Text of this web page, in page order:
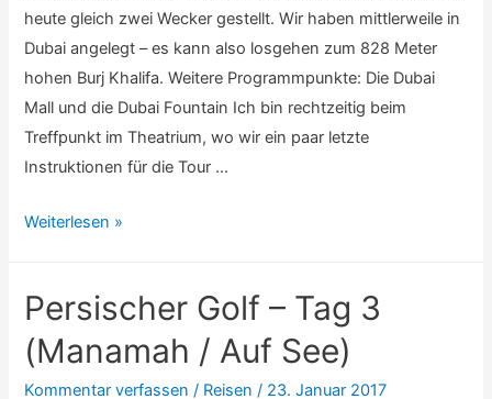
heute gleich zwei Wecker gestellt. Wir haben mittlerweile in
Dubai angelegt – es kann also losgehen zum 828 Meter
hohen Burj Khalifa. Weitere Programmpunkte: Die Dubai
Mall und die Dubai Fountain Ich bin rechtzeitig beim
Treffpunkt im Theatrium, wo wir ein paar letzte
Instruktionen für die Tour …
Persischer
Tag
4
(Dubai
Weiterlesen »
Persischer Golf – Tag 3
(Manamah / Auf See)
Kommentar verfassen / Reisen / 23. Januar 2017